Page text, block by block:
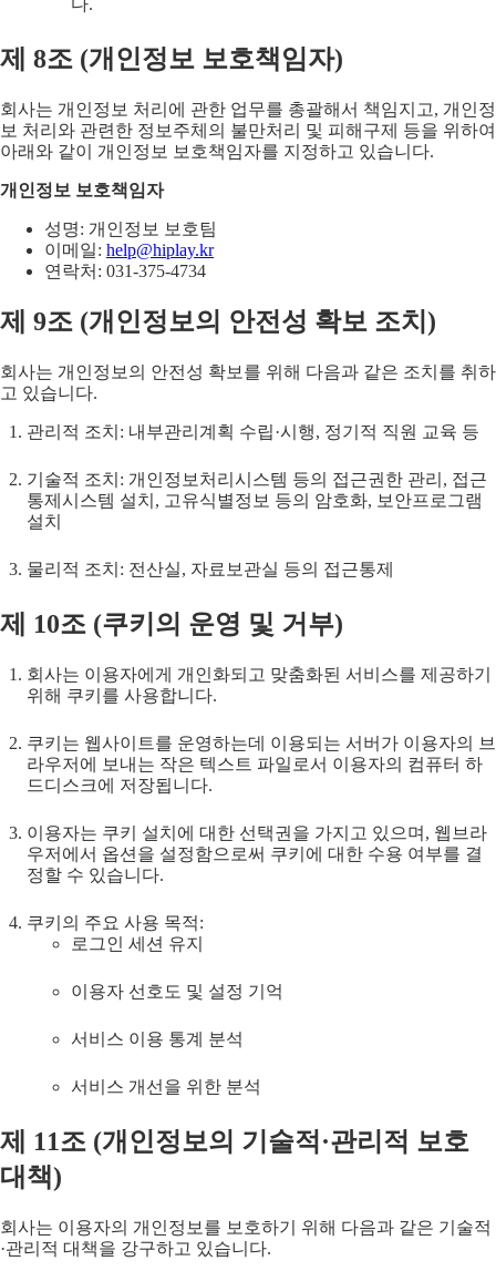
다.
제 8조 (개인정보 보호책임자)
회사는 개인정보 처리에 관한 업무를 총괄해서 책임지고, 개인정
보 처리와 관련한 정보주체의 불만처리 및 피해구제 등을 위하여
아래와 같이 개인정보 보호책임자를 지정하고 있습니다.
개인정보 보호책임자
성명: 개인정보 보호팀
이메일: help@hiplay.kr
연락처: 031-375-4734
제 9조 (개인정보의 안전성 확보 조치 )
회사는 개인정보의 안전성 확보를 위해 다음과 같은 조치를 취하
고 있습니다.
관리적 조치: 내부관리계획 수립·시행, 정기적 직원 교육 등
기술적 조치: 개인정보처리시스템 등의 접근권한 관리, 접근
통제시스템 설치, 고유식별정보 등의 암호화, 보안프로그램
설치
물리적 조치: 전산실, 자료보관실 등의 접근통제
제 10조 (쿠키의 운영 및 거부)
회사는 이용자에게 개인화되고 맞춤화된 서비스를 제공하기
위해 쿠키를 사용합니다.
쿠키는 웹사이트를 운영하는데 이용되는 서버가 이용자의 브
라우저에 보내는 작은 텍스트 파일로서 이용자의 컴퓨터 하
드디스크에 저장됩니다.
이용자는 쿠키 설치에 대한 선택권을 가지고 있으며, 웹브라
우저에서 옵션을 설정함으로써 쿠키에 대한 수용 여부를 결
정할 수 있습니다.
쿠키의 주요 사용 목적:
로그인 세션 유지
이용자 선호도 및 설정 기억
서비스 이용 통계 분석
서비스 개선을 위한 분석
제 11조 (개인정보의 기술적·관리적 보호
대책)
회사는 이용자의 개인정보를 보호하기 위해 다음과 같은 기술적
·관리적 대책을 강구하고 있습니다.